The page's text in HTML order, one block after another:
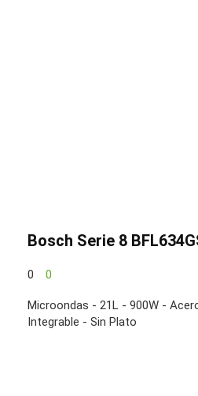
Bosch Serie 8
0 0
Microondas - 21L - 900W -
Integrable - Sin Plato